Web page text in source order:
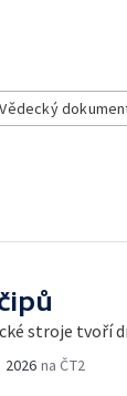
Vědecký
stroje tvoří
2026 na ČT2